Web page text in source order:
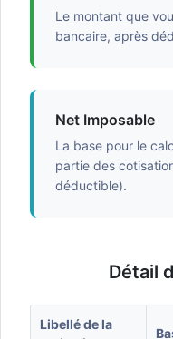
Le montant que
bancaire, après
Net Imposable
La base pour le
partie des
déductible).
Détail
Libellé de la